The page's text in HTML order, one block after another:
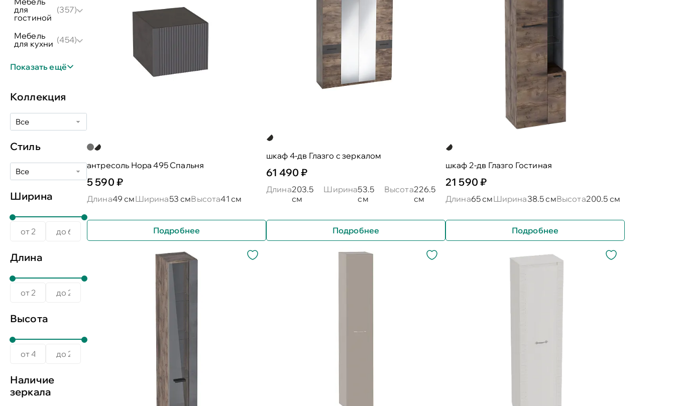
для
гостиной
(357)
мебель
для кухни (454)
Показать ещё
Коллекция
Все
Стиль
Все
Ширина
Длина
Высота
Наличие
зеркала
антресоль Нора 495 Спальня
5 590 ₽
Длина49 смШирина53 смВысота41 см
Подробнее
шкаф 4-дв Глазго с зеркалом
61 490 ₽
Длина203.5
см
Ширина53.5
см
Высота226.5
см
Подробнее
шкаф 2-дв Глазго Гостиная
21 590 ₽
Длина65 смШирина38.5 смВысота200.5 см
Подробнее